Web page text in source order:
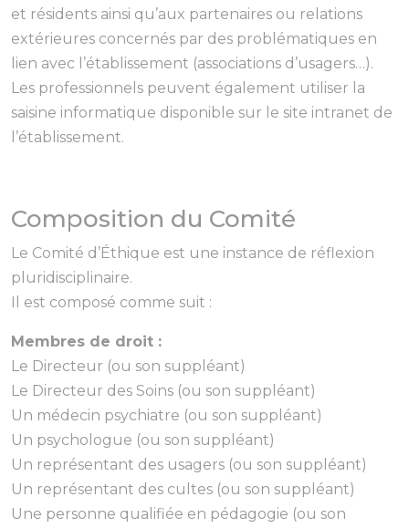
et résidents ainsi qu’aux partenaires ou relations
extérieures concernés par des problématiques en
lien avec l’établissement (associations d’usagers…).
Les professionnels peuvent également utiliser la
saisine informatique disponible sur le site intranet de
l’établissement.
Composition du Comité
Le Comité d’Éthique est une instance de réflexion
pluridisciplinaire.
Il est composé comme suit :
Membres de droit :
Le Directeur (ou son suppléant)
Le Directeur des Soins (ou son suppléant)
Un médecin psychiatre (ou son suppléant)
Un psychologue (ou son suppléant)
Un représentant des usagers (ou son suppléant)
Un représentant des cultes (ou son suppléant)
Une personne qualifiée en pédagogie (ou son